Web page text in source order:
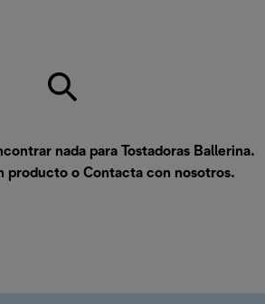
nada para Tostadoras Ballerina.
producto o Contacta con nosotros.